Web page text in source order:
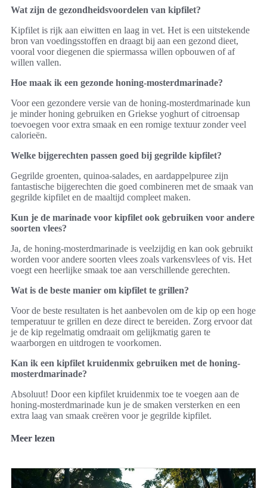
Wat zijn de gezondheidsvoordelen van kipfilet?
Kipfilet is rijk aan eiwitten en laag in vet. Het is een uitstekende
bron van voedingsstoffen en draagt bij aan een gezond dieet,
vooral voor diegenen die spiermassa willen opbouwen of af
willen vallen.
Hoe maak ik een gezonde honing-mosterdmarinade?
Voor een gezondere versie van de honing-mosterdmarinade kun
je minder honing gebruiken en Griekse yoghurt of citroensap
toevoegen voor extra smaak en een romige textuur zonder veel
calorieën.
Welke bijgerechten passen goed bij gegrilde kipfilet?
Gegrilde groenten, quinoa-salades, en aardappelpuree zijn
fantastische bijgerechten die goed combineren met de smaak van
gegrilde kipfilet en de maaltijd compleet maken.
Kun je de marinade voor kipfilet ook gebruiken voor andere
soorten vlees?
Ja, de honing-mosterdmarinade is veelzijdig en kan ook gebruikt
worden voor andere soorten vlees zoals varkensvlees of vis. Het
voegt een heerlijke smaak toe aan verschillende gerechten.
Wat is de beste manier om kipfilet te grillen?
Voor de beste resultaten is het aanbevolen om de kip op een hoge
temperatuur te grillen en deze direct te bereiden. Zorg ervoor dat
je de kip regelmatig omdraait om gelijkmatig garen te
waarborgen en uitdrogen te voorkomen.
Kan ik een kipfilet kruidenmix gebruiken met de honing-
mosterdmarinade?
Absoluut! Door een kipfilet kruidenmix toe te voegen aan de
honing-mosterdmarinade kun je de smaken versterken en een
extra laag van smaak creëren voor je gegrilde kipfilet.
Meer lezen